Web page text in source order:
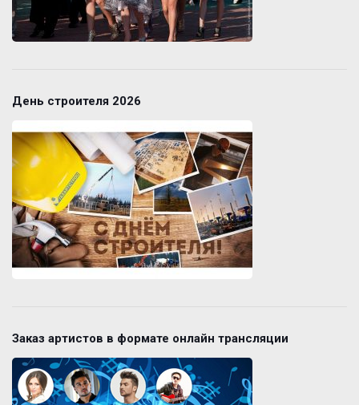
День строителя 2026
Заказ артистов в формате онлайн трансляции